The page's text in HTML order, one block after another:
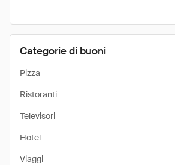
Categorie di buoni
Pizza
Ristoranti
Televisori
Hotel
Viaggi